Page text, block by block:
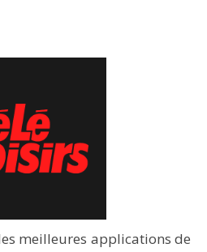
meilleures applications de